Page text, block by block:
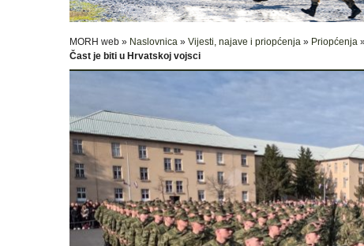
MORH web » Naslovnica » Vijesti, najave i priopćenja » Priopćenja
Čast je biti u Hrvatskoj vojsci